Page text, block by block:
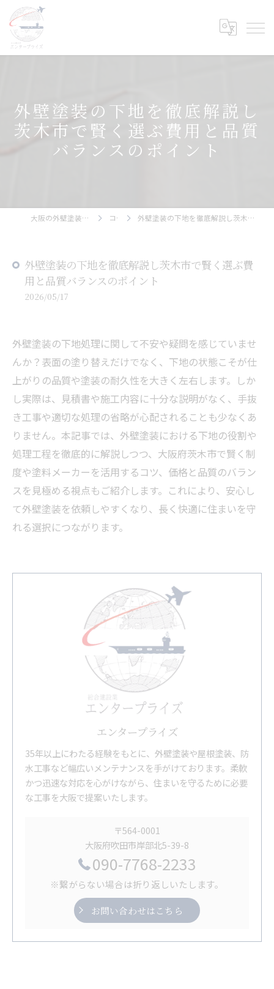
外壁塗装の下地を徹底解説し
茨木市で賢く選ぶ費用と品質
バランスのポイント
大阪の外壁塗装ならエンタープライズ コラム 外壁塗装の下地を徹底解説し茨木市で賢く選ぶ費用と品質バランスのポイント
外壁塗装の下地を徹底解説し茨木市で賢く選ぶ費
用と品質バランスのポイント
2026/05/17
外壁塗装の下地処理に関して不安や疑問を感じていませ
んか？表面の塗り替えだけでなく、下地の状態こそが仕
上がりの品質や塗装の耐久性を大きく左右します。しか
し実際は、見積書や施工内容に十分な説明がなく、手抜
き工事や適切な処理の省略が心配されることも少なくあ
りません。本記事では、外壁塗装における下地の役割や
処理工程を徹底的に解説しつつ、大阪府茨木市で賢く制
度や塗料メーカーを活用するコツ、価格と品質のバラン
スを見極める視点もご紹介します。これにより、安心し
て外壁塗装を依頼しやすくなり、長く快適に住まいを守
れる選択につながります。
エンタープライズ
35年以上にわたる経験をもとに、外壁塗装や屋根塗装、防
水工事など幅広いメンテナンスを手がけております。柔軟
かつ迅速な対応を心がけながら、住まいを守るために必要
な工事を大阪で提案いたします。
〒564-0001
大阪府吹田市岸部北5-39-8
090-7768-2233
※繋がらない場合は折り返しいたします。
お問い合わせはこちら